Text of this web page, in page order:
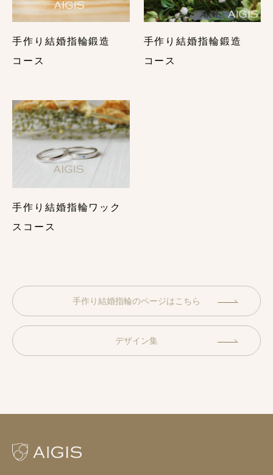
結婚指輪の「ホーニング加工」とは？表面加工の特徴
結婚指輪の「形」の選び方をプロが解説【後悔しない
５つのポイント】
結婚指輪でのプラチナとゴールドの違いは？色の種類
や耐久性を比較！
個性的な結婚指輪デザイン６選・手作り結婚指輪で個
性的な指輪を作る方法
手作り結婚指輪鍛造
コース
手作り結婚指輪鍛造
コース
手作り結婚指輪ワック
スコース
手作り結婚指輪のページはこちら
デザイン集